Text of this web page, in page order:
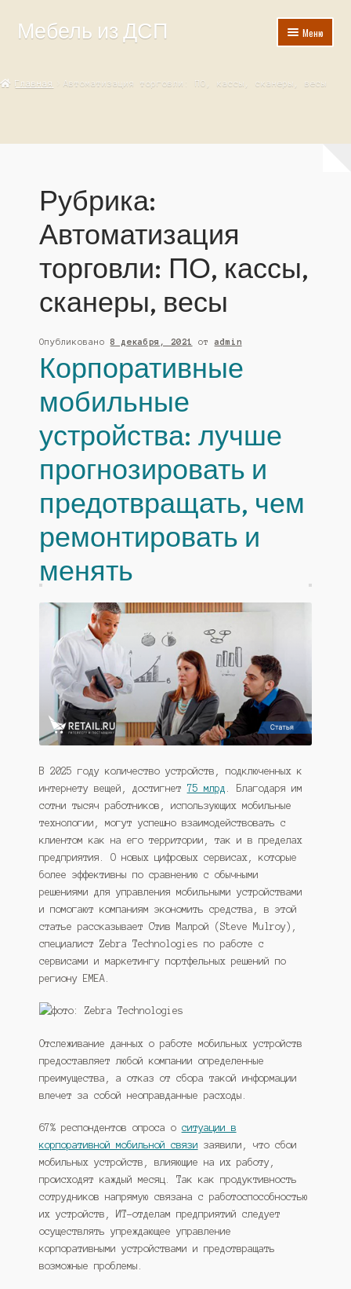
Перейти
к
Перейти
кМебель из ДСП Меню
Оформление заказа
Главная Автоматизация торговли: ПО, кассы, сканеры, весы
Рубрика:
Автоматизация
торговли: ПО, кассы,
сканеры, весы
Опубликовано 8 декабря, 2021 от admin
Корпоративные
мобильные
устройства: лучше
прогнозировать и
предотвращать, чем
ремонтировать и
менять
В 2025 году количество устройств, подключенных к
интернету вещей, достигнет 75 млрд
. Благодаря им
сотни тысяч работников, использующих мобильные
технологии, могут успешно взаимодействовать с
клиентом как на его территории, так и в пределах
предприятия. О новых цифровых сервисах, которые
более эффективны по сравнению с обычными
решениями для управления мобильными устройствами
и помогают компаниям экономить средства, в этой
статье рассказывает Стив Малрой (Steve Mulroy),
специалист Zebra Technologies по работе с
сервисами и маркетингу портфельных решений по
региону EMEA.
Отслеживание данных о работе мобильных устройств
предоставляет любой компании определенные
преимущества, а отказ от сбора такой информации
влечет за собой неоправданные расходы.
67% респондентов опроса о ситуации в
корпоративной мобильной связи заявили, что сбои
мобильных устройств, влияющие на их работу,
происходят каждый месяц. Так как продуктивность
сотрудников напрямую связана с работоспособностью
их устройств, ИТ-отделам предприятий следует
осуществлять упреждающее управление
корпоративными устройствами и предотвращать
возможные проблемы.